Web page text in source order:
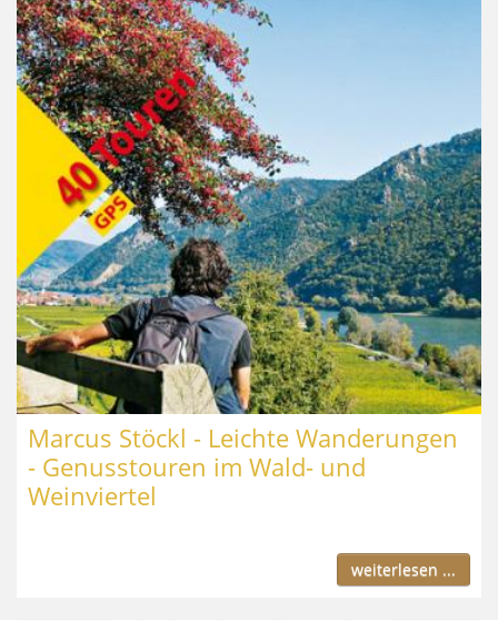
Marcus Stöckl - Leichte Wanderungen
- Genusstouren im Wald- und
Weinviertel
weiterlesen ...